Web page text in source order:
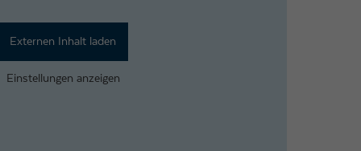
Externen Inhalt laden
Einstellungen anzeigen